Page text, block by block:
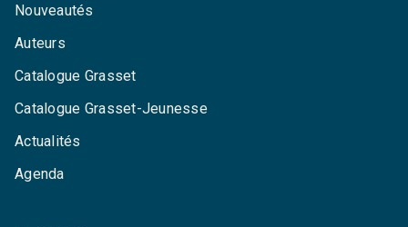
Nouveautés
Auteurs
Catalogue Grasset
Catalogue Grasset-Jeunesse
Actualités
Agenda